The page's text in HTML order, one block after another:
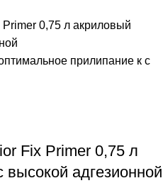
Fix Primer 0,75 л
адгезионной